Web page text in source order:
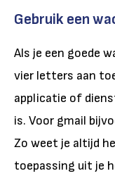
Gebruik een
Als je een goede
vier letters aan
applicatie of
is. Voor gmail
Zo weet je altijd
toepassing uit je